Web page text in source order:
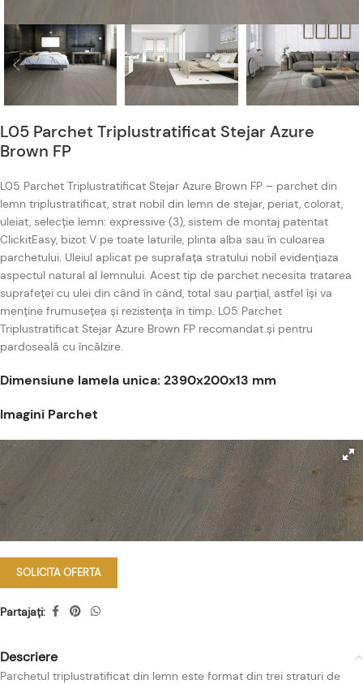
L05 Parchet Triplustratificat Stejar Azure
Brown FP
L05 Parchet Triplustratificat Stejar Azure Brown FP – parchet din
lemn triplustratificat, strat nobil din lemn de stejar, periat, colorat,
uleiat, selecție lemn: expressive (3), sistem de montaj patentat
ClickitEasy, bizot V pe toate laturile, plinta alba sau în culoarea
parchetului. Uleiul aplicat pe suprafața stratului nobil evidențiaza
aspectul natural al lemnului. Acest tip de parchet necesita tratarea
suprafeței cu ulei din când în când, total sau parțial, astfel își va
menține frumusețea și rezistența în timp. L05 Parchet
Triplustratificat Stejar Azure Brown FP recomandat și pentru
pardoseală cu încălzire.
Dimensiune lamela unica: 2390x200x13 mm
Imagini Parchet
SOLICITA OFERTA
Partajați:
Descriere
Parchetul triplustratificat din lemn este format din trei straturi de